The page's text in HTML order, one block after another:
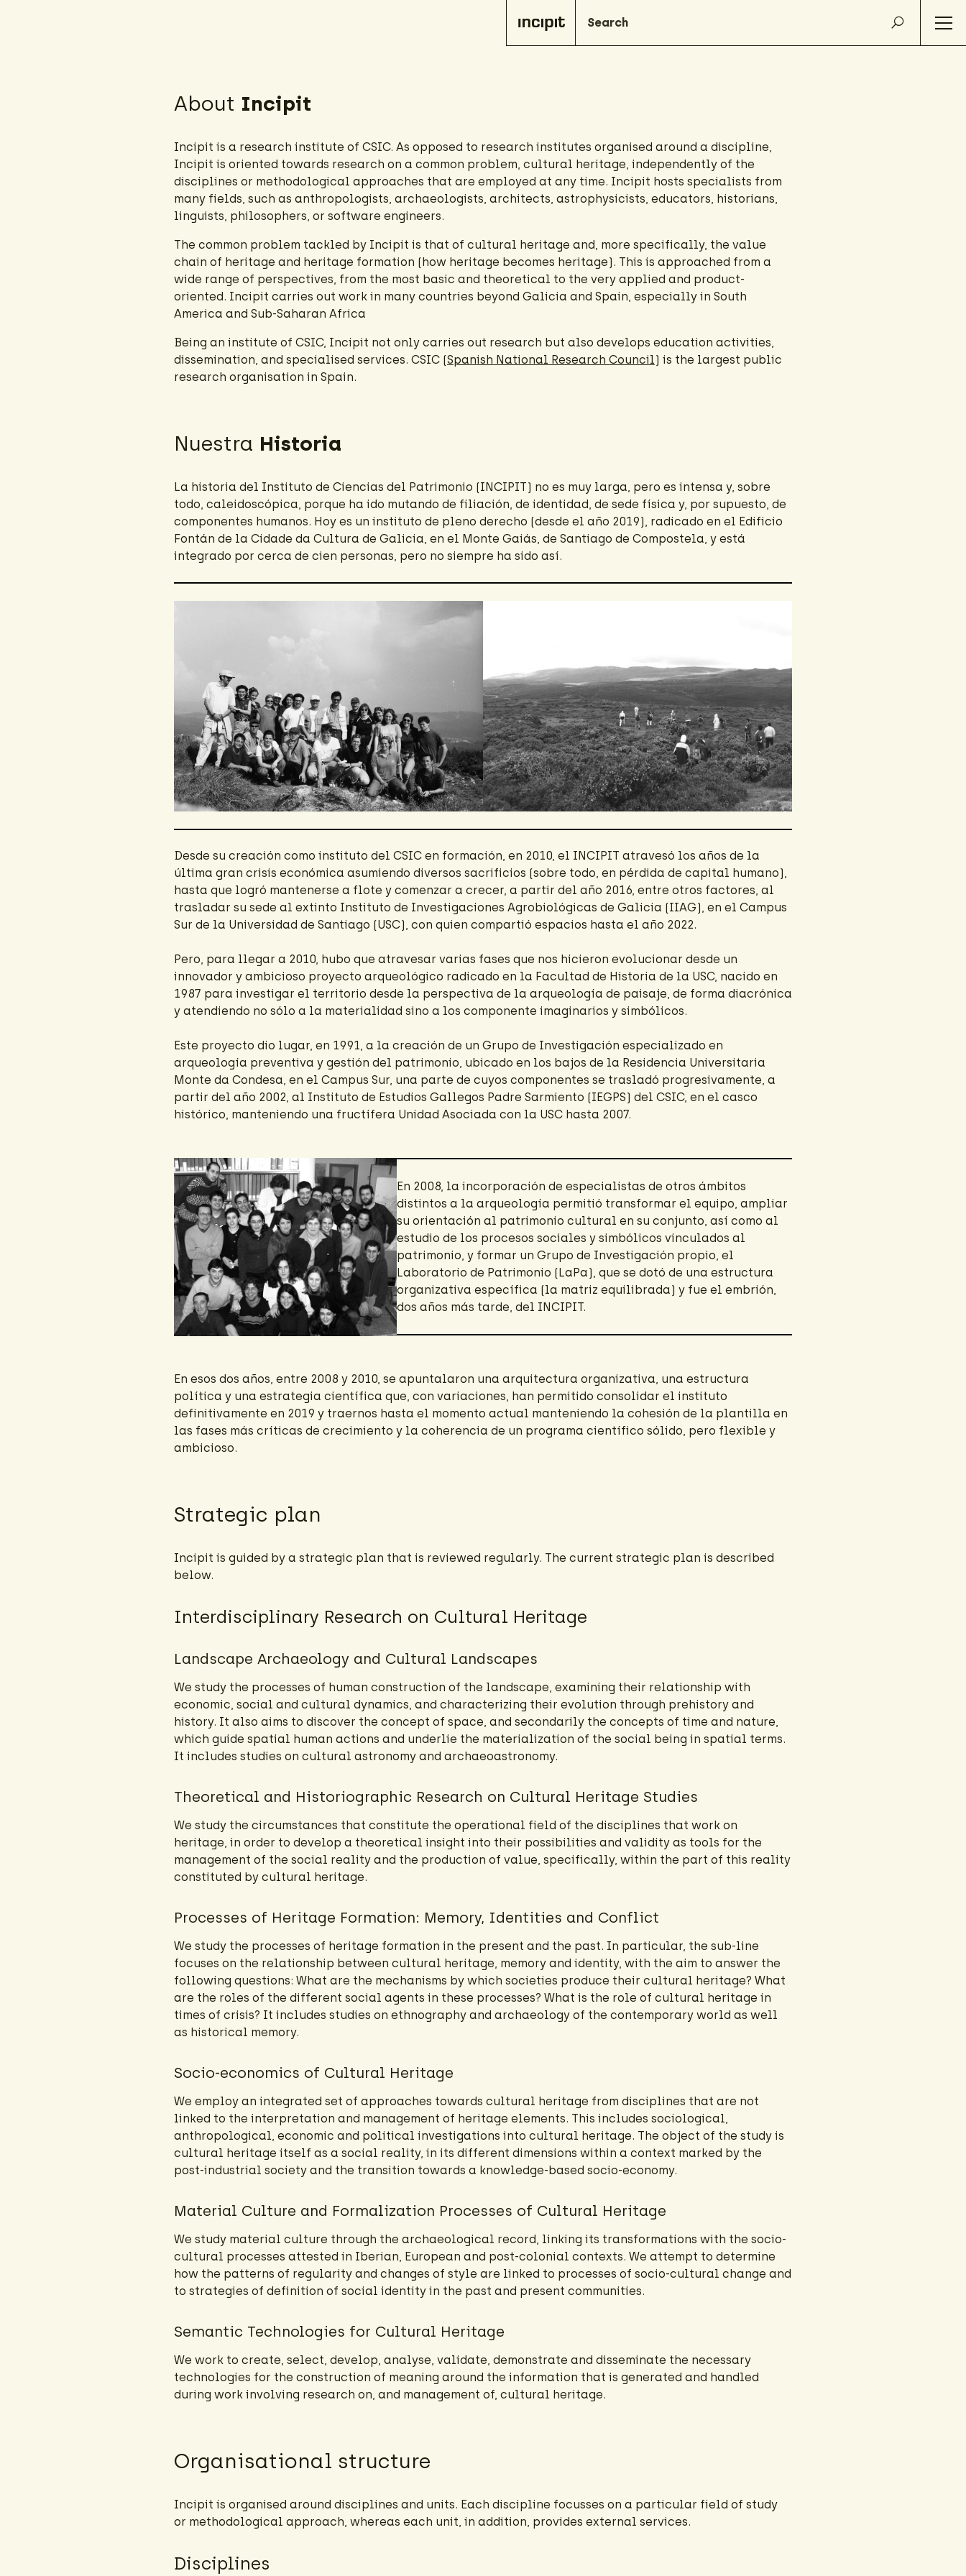
About Incipit
Incipit is a research institute of CSIC. As opposed to research institutes organised around a discipline,
Incipit is oriented towards research on a common problem, cultural heritage, independently of the
disciplines or methodological approaches that are employed at any time. Incipit hosts specialists from
many fields, such as anthropologists, archaeologists, architects, astrophysicists, educators, historians,
linguists, philosophers, or software engineers.
The common problem tackled by Incipit is that of cultural heritage and, more specifically, the value
chain of heritage and heritage formation (how heritage becomes heritage). This is approached from a
wide range of perspectives, from the most basic and theoretical to the very applied and product-
oriented. Incipit carries out work in many countries beyond Galicia and Spain, especially in South
America and Sub-Saharan Africa
Being an institute of CSIC, Incipit not only carries out research but also develops education activities,
dissemination, and specialised services. CSIC (Spanish National Research Council) is the largest public
research organisation in Spain.
Nuestra Historia
La historia del Instituto de Ciencias del Patrimonio (INCIPIT) no es muy larga, pero es intensa y, sobre
todo, caleidoscópica, porque ha ido mutando de filiación, de identidad, de sede física y, por supuesto, de
componentes humanos. Hoy es un instituto de pleno derecho (desde el año 2019), radicado en el Edificio
Fontán de la Cidade da Cultura de Galicia, en el Monte Gaiás, de Santiago de Compostela, y está
integrado por cerca de cien personas, pero no siempre ha sido así.
Desde su creación como instituto del CSIC en formación, en 2010, el INCIPIT atravesó los años de la
última gran crisis económica asumiendo diversos sacrificios (sobre todo, en pérdida de capital humano),
hasta que logró mantenerse a flote y comenzar a crecer, a partir del año 2016, entre otros factores, al
trasladar su sede al extinto Instituto de Investigaciones Agrobiológicas de Galicia (IIAG), en el Campus
Sur de la Universidad de Santiago (USC), con quien compartió espacios hasta el año 2022.
Pero, para llegar a 2010, hubo que atravesar varias fases que nos hicieron evolucionar desde un
innovador y ambicioso proyecto arqueológico radicado en la Facultad de Historia de la USC, nacido en
1987 para investigar el territorio desde la perspectiva de la arqueología de paisaje, de forma diacrónica
y atendiendo no sólo a la materialidad sino a los componente imaginarios y simbólicos.
Este proyecto dio lugar, en 1991, a la creación de un Grupo de Investigación especializado en
arqueología preventiva y gestión del patrimonio, ubicado en los bajos de la Residencia Universitaria
Monte da Condesa, en el Campus Sur, una parte de cuyos componentes se trasladó progresivamente, a
partir del año 2002, al Instituto de Estudios Gallegos Padre Sarmiento (IEGPS) del CSIC, en el casco
histórico, manteniendo una fructífera Unidad Asociada con la USC hasta 2007.
En 2008, la incorporación de especialistas de otros ámbitos
distintos a la arqueología permitió transformar el equipo, ampliar
su orientación al patrimonio cultural en su conjunto, así como al
estudio de los procesos sociales y simbólicos vinculados al
patrimonio, y formar un Grupo de Investigación propio, el
Laboratorio de Patrimonio (LaPa), que se dotó de una estructura
organizativa específica (la matriz equilibrada) y fue el embrión,
dos años más tarde, del INCIPIT.
En esos dos años, entre 2008 y 2010, se apuntalaron una arquitectura organizativa, una estructura
política y una estrategia científica que, con variaciones, han permitido consolidar el instituto
definitivamente en 2019 y traernos hasta el momento actual manteniendo la cohesión de la plantilla en
las fases más críticas de crecimiento y la coherencia de un programa científico sólido, pero flexible y
ambicioso.
Strategic plan
Incipit is guided by a strategic plan that is reviewed regularly. The current strategic plan is described
below.
Interdisciplinary Research on Cultural Heritage
Landscape Archaeology and Cultural Landscapes
We study the processes of human construction of the landscape, examining their relationship with
economic, social and cultural dynamics, and characterizing their evolution through prehistory and
history. It also aims to discover the concept of space, and secondarily the concepts of time and nature,
which guide spatial human actions and underlie the materialization of the social being in spatial terms.
It includes studies on cultural astronomy and archaeoastronomy.
Theoretical and Historiographic Research on Cultural Heritage Studies
We study the circumstances that constitute the operational field of the disciplines that work on
heritage, in order to develop a theoretical insight into their possibilities and validity as tools for the
management of the social reality and the production of value, specifically, within the part of this reality
constituted by cultural heritage.
Processes of Heritage Formation: Memory, Identities and Conflict
We study the processes of heritage formation in the present and the past. In particular, the sub-line
focuses on the relationship between cultural heritage, memory and identity, with the aim to answer the
following questions: What are the mechanisms by which societies produce their cultural heritage? What
are the roles of the different social agents in these processes? What is the role of cultural heritage in
times of crisis? It includes studies on ethnography and archaeology of the contemporary world as well
as historical memory.
Socio-economics of Cultural Heritage
We employ an integrated set of approaches towards cultural heritage from disciplines that are not
linked to the interpretation and management of heritage elements. This includes sociological,
anthropological, economic and political investigations into cultural heritage. The object of the study is
cultural heritage itself as a social reality, in its different dimensions within a context marked by the
post-industrial society and the transition towards a knowledge-based socio-economy.
Material Culture and Formalization Processes of Cultural Heritage
We study material culture through the archaeological record, linking its transformations with the socio-
cultural processes attested in Iberian, European and post-colonial contexts. We attempt to determine
how the patterns of regularity and changes of style are linked to processes of socio-cultural change and
to strategies of definition of social identity in the past and present communities.
Semantic Technologies for Cultural Heritage
We work to create, select, develop, analyse, validate, demonstrate and disseminate the necessary
technologies for the construction of meaning around the information that is generated and handled
during work involving research on, and management of, cultural heritage.
Organisational structure
Incipit is organised around disciplines and units. Each discipline focusses on a particular field of study
or methodological approach, whereas each unit, in addition, provides external services.
Disciplines